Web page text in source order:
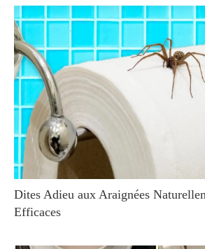
Dites Adieu aux Araignées
Efficaces